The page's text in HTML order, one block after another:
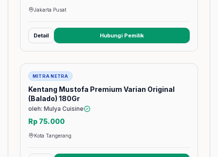
Jakarta Pusat
Detail Hubungi Pemilik(membuka tab baru)
Barang
MITRA NETRA
Kentang Mustofa Premium Varian Original
(Balado) 180Gr
oleh: Mulya Cuisine
Rp 75.000
Kota Tangerang